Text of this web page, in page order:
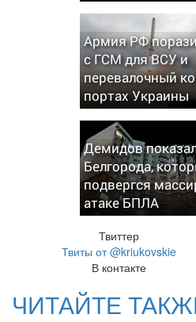
Армия РФ
с ГСМ для ВСУ и
перевалочный
портах Украины
Демидов
Белгорода,
подвергся
атаке БПЛА
Твиттер
Твиты от @kriukovskie
В контакте
ЧИТАЙТЕ